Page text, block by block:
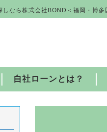
なら株式会社BOND＜福岡・博多
自社ローンとは？